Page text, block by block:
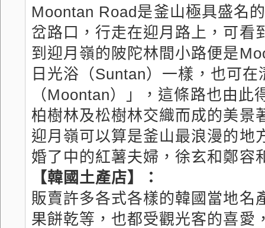
Moontan Road是釜山極具盛名
岔路口，行走在迎月路上，可看
到迎月嶺的陂陀林間小路便是
日光浴（Suntan）一樣，也可
（Moontan）」，這條路也由
柏樹林及松樹林交織而成的美景
迎月嶺可以算是釜山最浪漫的地
婚了中的紅薯夫婦，徐玄和鄭容
【韓國土產店】：
販賣許多各式各樣的韓國當地名
果餅乾等，也都受觀光客的喜愛